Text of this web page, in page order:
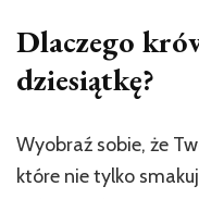
Dlaczego
dziesiątkę?
Wyobraź sobie, że
które nie tylko